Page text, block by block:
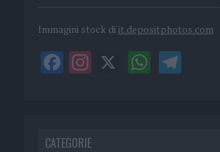
Immagini stock di it.depositphotos.com
CATEGORIE